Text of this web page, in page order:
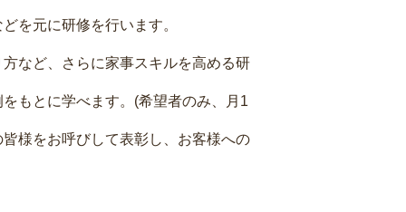
を元に研修を行います。
など、さらに家事スキルを高める研
もとに学べます。(希望者のみ、月1
様をお呼びして表彰し、お客様への